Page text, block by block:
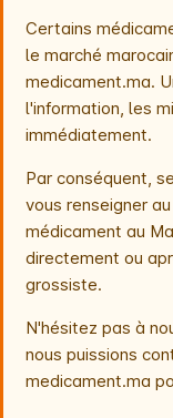
Certains
le marché
medicament.ma.
l'information, les
immédiatement.
Par conséquent,
vous renseigner
médicament au
directement ou
grossiste.
N'hésitez pas à
nous puissions
medicament.ma